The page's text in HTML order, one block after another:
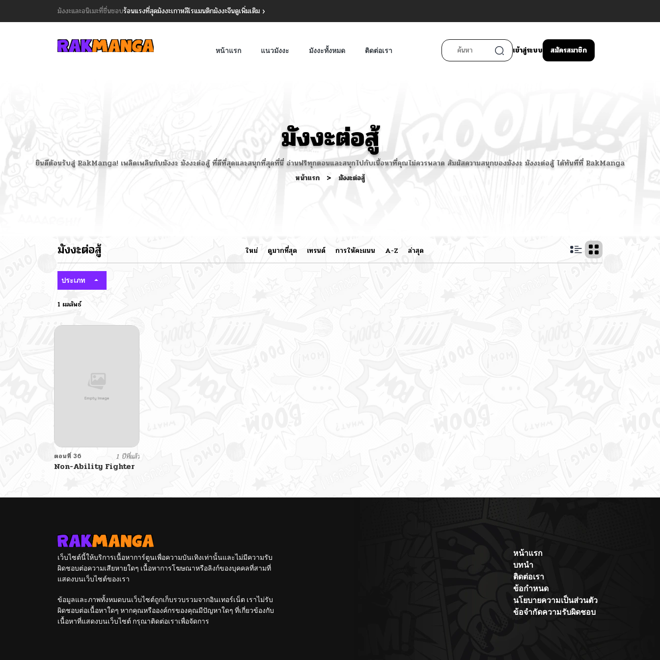
มังงะและอนิเมะที่ชื่นชอบร้อนแรงที่สุดมังงะเกาหลีโรแมนติกมังงะจีนดูเพิ่มเติม
หน้าแรก แนวมังงะ มังงะทั้งหมด ติดต่อเรา เข้าสู่ระบบ สมัครสมาชิก
มังงะต่อสู้
ยินดีต้อนรับสู่ RakManga! เพลิดเพลินกับมังงะ มังงะต่อสู้ ที่ดีที่สุดและสนุกที่สุดที่นี่ อ่านฟรีทุกตอนและสนุกไปกับเนื้อหาที่คุณไม่ควรพลาด สัมผัสความสนุกของมังงะ มังงะต่อสู้ ได้ทันทีที่ RakManga
หน้าแรก > มังงะต่อสู้
มังงะต่อสู้ ใหม่ ดูมากที่สุด เทรนด์ การให้คะแนน A-Z ล่าสุด
ประเภท
1 ผลลัพธ์
ตอนที่ 36 1 ปีที่แล้ว
Non-Ability Fighter
เว็บไซต์นี้ให้บริการเนื้อหาการ์ตูนเพื่อความบันเทิงเท่านั้นและไม่มีความรับ
ผิดชอบต่อความเสียหายใดๆ เนื้อหาการโฆษณาหรือลิงก์ของบุคคลที่สามที่
แสดงบนเว็บไซต์ของเรา
ข้อมูลและภาพทั้งหมดบนเว็บไซต์ถูกเก็บรวบรวมจากอินเทอร์เน็ต เราไม่รับ
ผิดชอบต่อเนื้อหาใดๆ หากคุณหรือองค์กรของคุณมีปัญหาใดๆ ที่เกี่ยวข้องกับ
เนื้อหาที่แสดงบนเว็บไซต์ กรุณาติดต่อเราเพื่อจัดการ
หน้าแรก
บทนำ
ติดต่อเรา
ข้อกำหนด
นโยบายความเป็นส่วนตัว
ข้อจำกัดความรับผิดชอบ